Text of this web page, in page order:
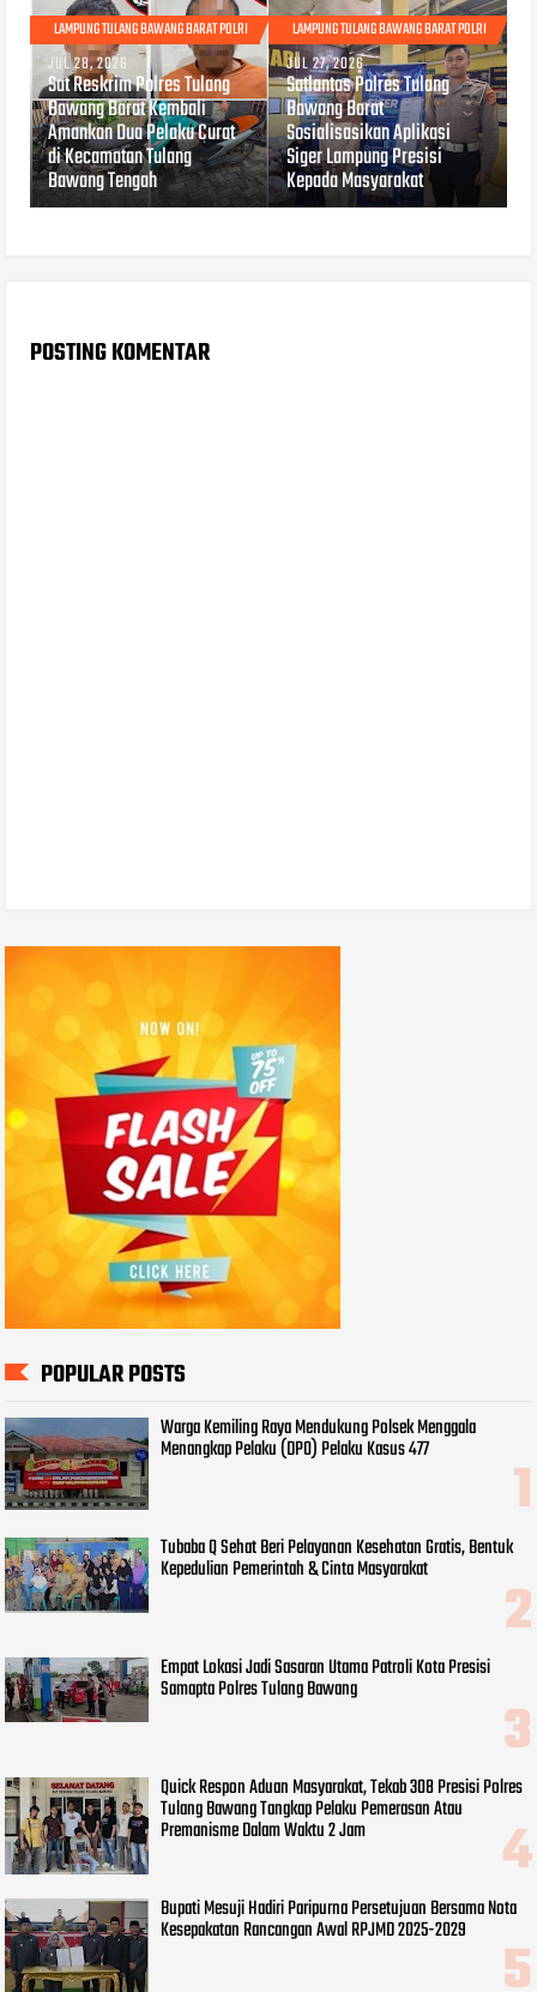
LAMPUNG TULANG BAWANG BARAT POLRI
JUL 28, 2026
Sat Reskrim Polres Tulang
Bawang Barat Kembali
Amankan Dua Pelaku Curat
di Kecamatan Tulang
Bawang Tengah
LAMPUNG TULANG BAWANG BARAT POLRI
JUL 27, 2026
Satlantas Polres Tulang
Bawang Barat
Sosialisasikan Aplikasi
Siger Lampung Presisi
Kepada Masyarakat
POSTING KOMENTAR
POPULAR POSTS
Warga Kemiling Raya Mendukung Polsek Menggala
Menangkap Pelaku (DPO) Pelaku Kasus 477
Tubaba Q Sehat Beri Pelayanan Kesehatan Gratis, Bentuk
Kepedulian Pemerintah & Cinta Masyarakat
Empat Lokasi Jadi Sasaran Utama Patroli Kota Presisi
Samapta Polres Tulang Bawang
Quick Respon Aduan Masyarakat, Tekab 308 Presisi Polres
Tulang Bawang Tangkap Pelaku Pemerasan Atau
Premanisme Dalam Waktu 2 Jam
Bupati Mesuji Hadiri Paripurna Persetujuan Bersama Nota
Kesepakatan Rancangan Awal RPJMD 2025-2029